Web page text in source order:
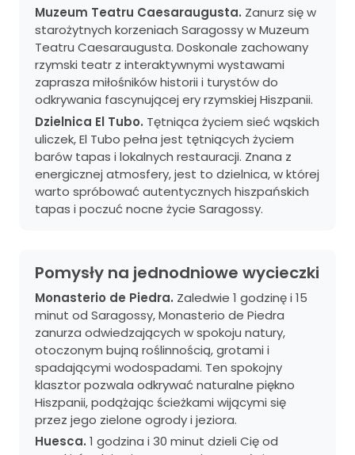
Muzeum Teatru Caesaraugusta. Zanurz się w
starożytnych korzeniach Saragossy w Muzeum
Teatru Caesaraugusta. Doskonale zachowany
rzymski teatr z interaktywnymi wystawami
zaprasza miłośników historii i turystów do
odkrywania fascynującej ery rzymskiej Hiszpanii.
Dzielnica El Tubo. Tętniąca życiem sieć wąskich
uliczek, El Tubo pełna jest tętniących życiem
barów tapas i lokalnych restauracji. Znana z
energicznej atmosfery, jest to dzielnica, w której
warto spróbować autentycznych hiszpańskich
tapas i poczuć nocne życie Saragossy.
Pomysły na jednodniowe wycieczki
Monasterio de Piedra. Zaledwie 1 godzinę i 15
minut od Saragossy, Monasterio de Piedra
zanurza odwiedzających w spokoju natury,
otoczonym bujną roślinnością, grotami i
spadającymi wodospadami. Ten spokojny
klasztor pozwala odkrywać naturalne piękno
Hiszpanii, podążając ścieżkami wijącymi się
przez jego zielone ogrody i jeziora.
Huesca. 1 godzina i 30 minut dzieli Cię od